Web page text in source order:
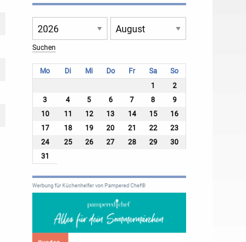
Mo Di Mi Do Fr Sa
So
1
2
3
4 5 6 7 8
9
10
11 12 13 14 15
16
17
18 19 20 21 22
23
24
25 26 27 28 29
30
31
Werbung für Küchenhelfer von Pampered Chef®